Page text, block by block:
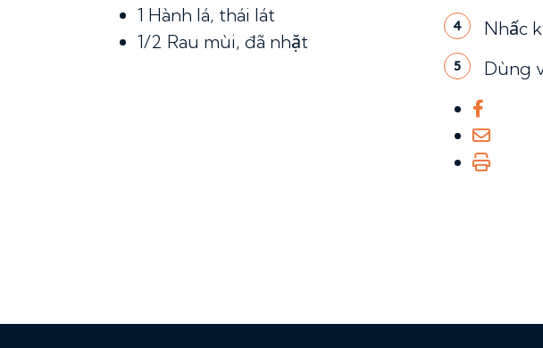
1 Hành lá, thái lát
1/2 Rau mùi, đã nhặt
4 Nhấc
5 Dùng